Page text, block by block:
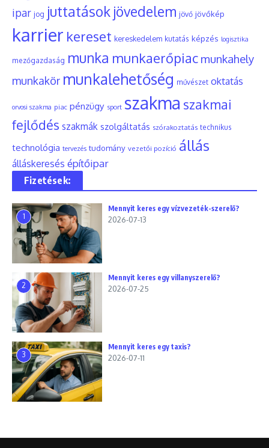
ipar jog juttatások jövedelem jövő jövőkép
karrier kereset kereskedelem kutatás képzés logisztika
mezőgazdaság munka munkaerőpiac munkahely
munkakör munkalehetőség művészet oktatás
orvosi szakma piac pénzügy sport szakma szakmai
fejlődés szakmák szolgáltatás szórakoztatás technikus
technológia tervezés tudomány vezetői pozíció állás
álláskeresés építőipar
Fizetések:
1
Mennyit keres egy vízvezeték-szerelő?
2026-07-13
2
Mennyit keres egy villanyszerelő?
2026-07-25
3
Mennyit keres egy taxis?
2026-07-11